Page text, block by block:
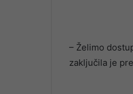
– Želimo
zaključila je